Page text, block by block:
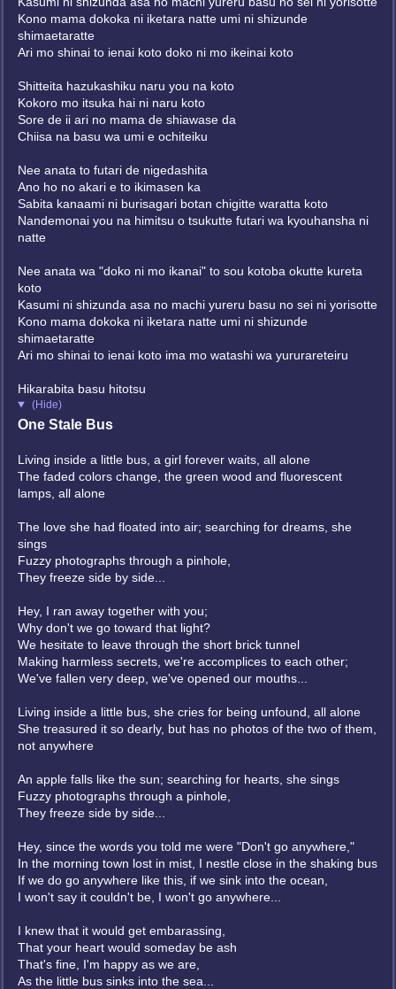
Kono mama dokoka ni iketara natte umi ni shizunde
shimaetaratte
Ari mo shinai to ienai koto doko ni mo ikeinai koto
Shitteita hazukashiku naru you na koto
Kokoro mo itsuka hai ni naru koto
Sore de ii ari no mama de shiawase da
Chiisa na basu wa umi e ochiteiku
Nee anata to futari de nigedashita
Ano ho no akari e to ikimasen ka
Sabita kanaami ni burisagari botan chigitte waratta koto
Nandemonai you na himitsu o tsukutte futari wa kyouhansha ni
natte
Nee anata wa "doko ni mo ikanai" to sou kotoba okutte kureta
koto
Kasumi ni shizunda asa no machi yureru basu no sei ni yorisotte
Kono mama dokoka ni iketara natte umi ni shizunde
shimaetaratte
Ari mo shinai to ienai koto ima mo watashi wa yururareteiru
Hikarabita basu hitotsu
(Hide)
One Stale Bus
Living inside a little bus, a girl forever waits, all alone
The faded colors change, the green wood and fluorescent
lamps, all alone
The love she had floated into air; searching for dreams, she
sings
Fuzzy photographs through a pinhole,
They freeze side by side...
Hey, I ran away together with you;
Why don't we go toward that light?
We hesitate to leave through the short brick tunnel
Making harmless secrets, we're accomplices to each other;
We've fallen very deep, we've opened our mouths...
Living inside a little bus, she cries for being unfound, all alone
She treasured it so dearly, but has no photos of the two of them,
not anywhere
An apple falls like the sun; searching for hearts, she sings
Fuzzy photographs through a pinhole,
They freeze side by side...
Hey, since the words you told me were "Don't go anywhere,"
In the morning town lost in mist, I nestle close in the shaking bus
If we do go anywhere like this, if we sink into the ocean,
I won't say it couldn't be, I won't go anywhere...
I knew that it would get embarassing,
That your heart would someday be ash
That's fine, I'm happy as we are,
As the little bus sinks into the sea...